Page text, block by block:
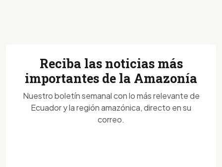
Reciba las noticias más
importantes de la Amazonía
Nuestro boletín semanal con lo más relevante de
Ecuador y la región amazónica, directo en su
correo.